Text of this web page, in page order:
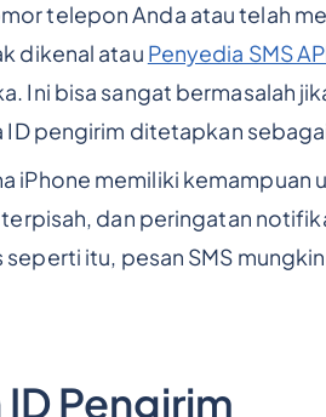
telepon Anda atau telah
dikenal atau Penyedia SMS
Ini bisa sangat bermasalah
ID pengirim ditetapkan
iPhone memiliki kemampuan
dan peringatan
seperti itu, pesan SMS
Pengirim